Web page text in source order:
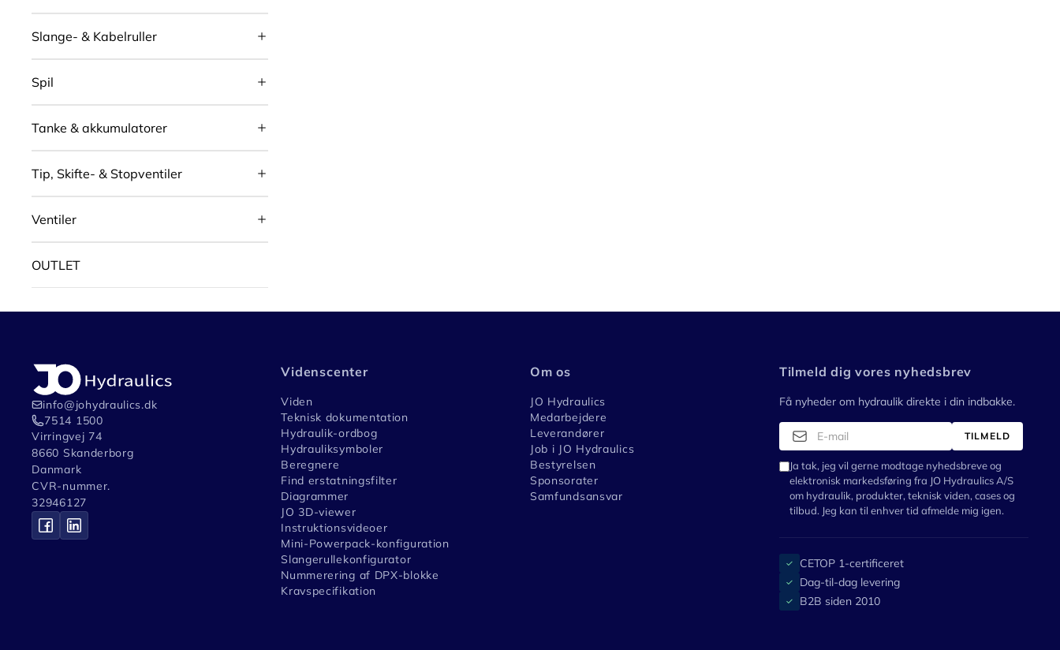
Slange- & Kabelruller
Spil
Tanke & akkumulatorer
Tip, Skifte- & Stopventiler
Ventiler
OUTLET
info@johydraulics.dk
7514 1500
Virringvej 74
8660 Skanderborg
Danmark
CVR-nummer.
32946127
Videnscenter
Viden
Teknisk dokumentation
Hydraulik-ordbog
Hydrauliksymboler
Beregnere
Find erstatningsfilter
Diagrammer
JO 3D-viewer
Instruktionsvideoer
Mini-Powerpack-konfiguration
Slangerullekonfigurator
Nummerering af DPX-blokke
Kravspecifikation
Om os
JO Hydraulics
Medarbejdere
Leverandører
Job i JO Hydraulics
Bestyrelsen
Sponsorater
Samfundsansvar
Tilmeld dig vores nyhedsbrev
Få nyheder om hydraulik direkte i din indbakke.
TILMELD
Ja tak, jeg vil gerne modtage nyhedsbreve og
elektronisk markedsføring fra JO Hydraulics A/S
om hydraulik, produkter, teknisk viden, cases og
tilbud. Jeg kan til enhver tid afmelde mig igen.
✓ CETOP 1-certificeret
✓ Dag-til-dag levering
✓ B2B siden 2010